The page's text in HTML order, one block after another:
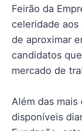
Feirão da
celeridade
de aproximar
candidatos
mercado de
Além das
disponíveis